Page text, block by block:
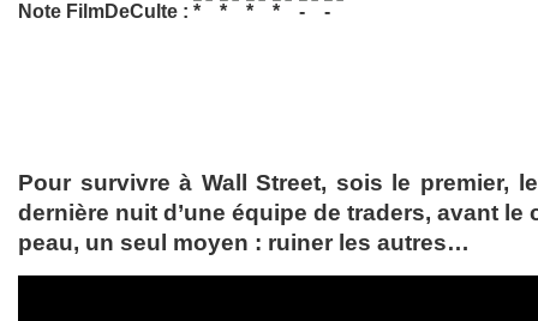
Note FilmDeCulte :
Pour survivre à Wall Street, sois le premier,
dernière nuit d’une équipe de traders, avant le
peau, un seul moyen : ruiner les autres…